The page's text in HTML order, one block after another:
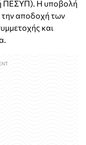
ΠΕΣΥΠ). Η υποβολή
την αποδοχή των
και